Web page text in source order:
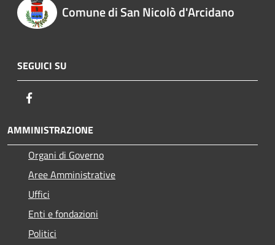
Comune di San Nicolò d'Arcidano
SEGUICI SU
AMMINISTRAZIONE
Organi di Governo
Aree Amministrative
Uffici
Enti e fondazioni
Politici